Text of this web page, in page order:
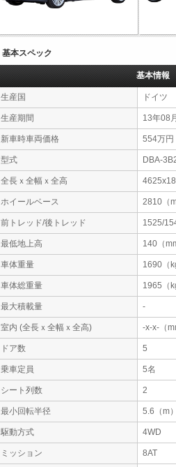
基本スペック
基本情報
生産国 ドイツ
生産期間 13年08
新車時車両価格 554万円
型式 DBA-
全長ｘ全幅ｘ全高
ホイールベース 2810（
前トレッド/後トレッド 1525/
最低地上高 140（
車体重量 1690（
車体総重量 1965（
最大積載量 -
室内 (全長ｘ全幅ｘ全高) -x-x-（
ドア数 5
乗車定員 5名
シート列数 2
最小回転半径 5.6（m）
駆動方式 4WD
ミッション 8AT